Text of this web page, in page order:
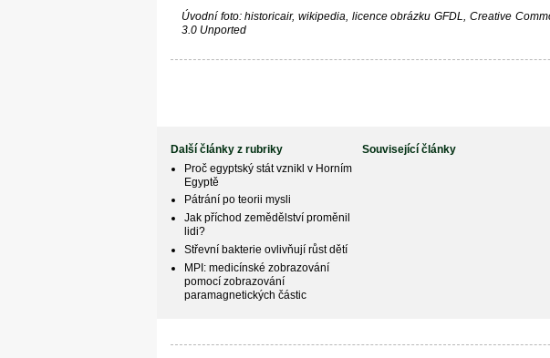
Úvodní foto: historicair, wikipedia, licence obrázku GFDL, Creative
3.0 Unported
Další články z rubriky
Proč egyptský stát vznikl v Horním
Egyptě
Pátrání po teorii mysli
Jak příchod zemědělství proměnil
lidi?
Střevní bakterie ovlivňují růst dětí
MPI: medicínské zobrazování
pomocí zobrazování
paramagnetických částic
Související články